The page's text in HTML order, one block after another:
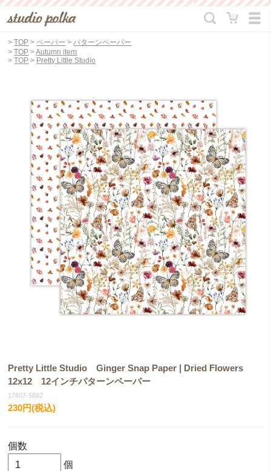
>TOP >ペーパー >パターンペーパー
>TOP >Autumn item
>TOP > Pretty Little Studio
Pretty Little Studio Ginger Snap Paper | Dried Flowers
12x12 12インチパターンペーパー
17807-5682
230円(税込)
個数
個